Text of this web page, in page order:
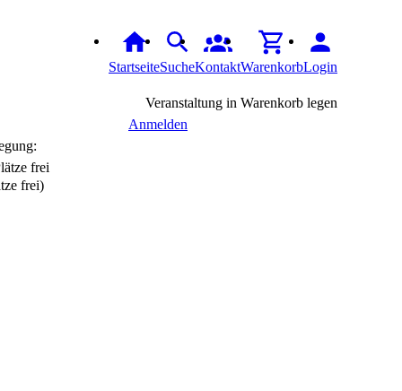
StartseiteSucheKontaktWarenkorbLogin
Veranstaltung in Warenkorb legen
Anmelden
frei)